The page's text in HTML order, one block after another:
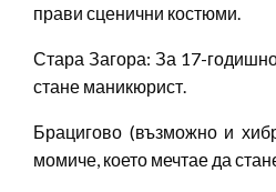
прави сценични костюми.
Стара Загора: За 17-
стане маникюрист.
Брацигово (възможно и
момиче, което мечтае да